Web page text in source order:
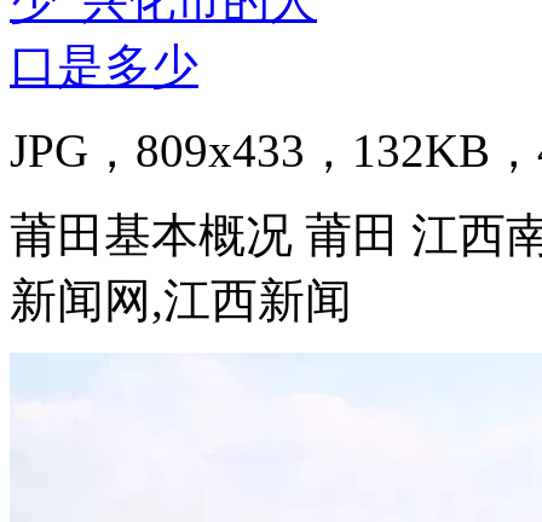
JPG，809x433，132KB
莆田基本概况 莆田 江西
新闻网,江西新闻